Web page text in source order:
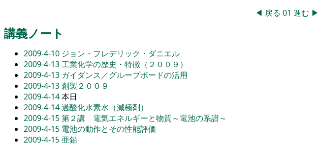
◀ 戻る 01 進む ▶
講義ノート
2009-4-10 ジョン・フレデリック・ダニエル
2009-4-13工業化学の歴史・特徴（２００９）
2009-4-13 ガイダンス／グループボードの活用
2009-4-13創製２００９
2009-4-14本日
2009-4-14過酸化水素水（減極剤）
2009-4-15第２講 電気エネルギーと物質～電池の系譜～
2009-4-15 電池の動作とその性能評価
2009-4-15亜鉛